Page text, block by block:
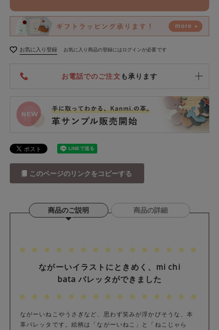
お気に入り登録 お気に入り商品の登録にはログインが必要です
お電話でのご注文も承ります
このページのリンクをコピーする
商品のご説明 商品の詳細
ながーいイラストにときめく、mi chi
bata バレッタができました
ながーいねこやうさぎなど、思わず笑みが浮かびそうな、本
革バレッタです。絵柄は「ながーいねこ」と「ねこじゃら